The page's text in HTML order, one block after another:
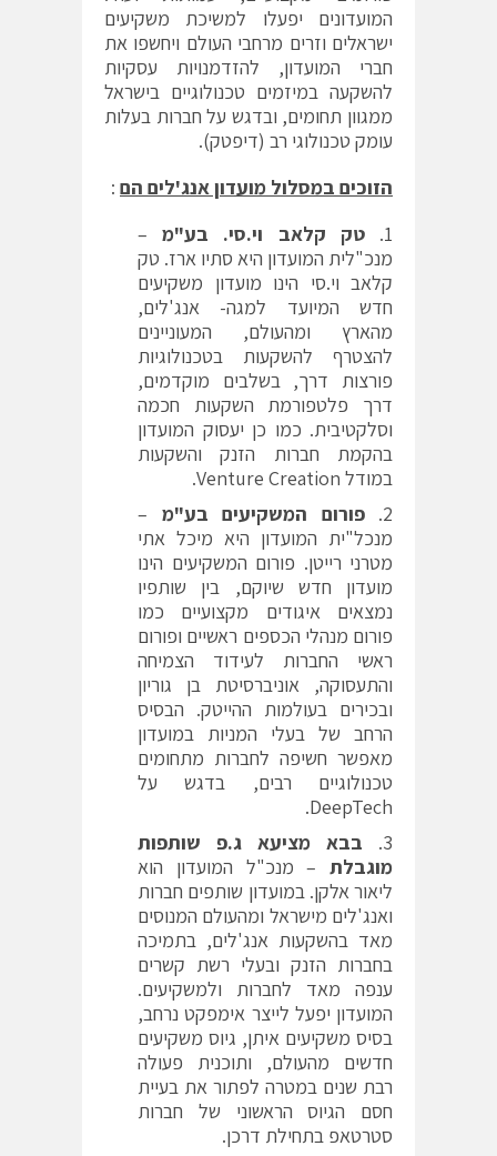
המועדונים יפעלו למשיכת משקיעים
ישראלים וזרים מרחבי העולם ויחשפו את
חברי המועדון, להזדמנויות עסקיות
להשקעה במיזמים טכנולוגיים בישראל
ממגוון תחומים, ובדגש על חברות בעלות
עומק טכנולוגי רב (דיפטק).
הזוכים במסלול מועדון אנג'לים הם :
טק קלאב וי.סי. בע"מ –
מנכ"לית המועדון היא סתיו ארז. טק
קלאב וי.סי הינו מועדון משקיעים
חדש המיועד למגה- אנג'לים,
מהארץ ומהעולם, המעוניינים
להצטרף להשקעות בטכנולוגיות
פורצות דרך, בשלבים מוקדמים,
דרך פלטפורמת השקעות חכמה
וסלקטיבית. כמו כן יעסוק המועדון
בהקמת חברות הזנק והשקעות
במודל Venture Creation.
פורום המשקיעים בע"מ –
מנכל"ית המועדון היא מיכל אתי
מטרני רייטן. פורום המשקיעים הינו
מועדון חדש שיוקם, בין שותפיו
נמצאים איגודים מקצועיים כמו
פורום מנהלי הכספים ראשיים ופורום
ראשי החברות לעידוד הצמיחה
והתעסוקה, אוניברסיטת בן גוריון
ובכירים בעולמות ההייטק. הבסיס
הרחב של בעלי המניות במועדון
מאפשר חשיפה לחברות מתחומים
טכנולוגיים רבים, בדגש על
DeepTech.
בבא מציעא ג.פ שותפות
מוגבלת – מנכ"ל המועדון הוא
ליאור אלקן. במועדון שותפים חברות
ואנג'לים מישראל ומהעולם המנוסים
מאד בהשקעות אנג'לים, בתמיכה
בחברות הזנק ובעלי רשת קשרים
ענפה מאד לחברות ולמשקיעים.
המועדון יפעל לייצר אימפקט נרחב,
בסיס משקיעים איתן, גיוס משקיעים
חדשים מהעולם, ותוכנית פעולה
רבת שנים במטרה לפתור את בעיית
חסם הגיוס הראשוני של חברות
סטרטאפ בתחילת דרכן.